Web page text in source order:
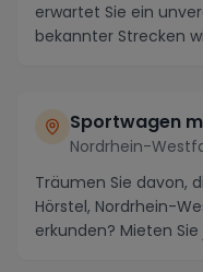
erwartet Sie ein
bekannter Strecken
Sportwagen
Nordrhein-
Träumen Sie davon,
Hörstel, Nordrhein-
erkunden? Mieten